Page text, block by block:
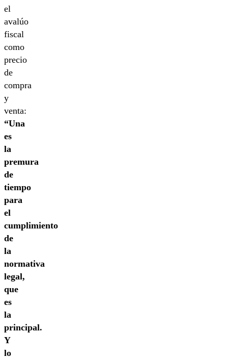
el
avalúo
fiscal
como
precio
de
compra
y
venta:
“Una
es
la
premura
de
tiempo
para
el
cumplimiento
de
la
normativa
legal,
que
es
la
principal.
Y
lo